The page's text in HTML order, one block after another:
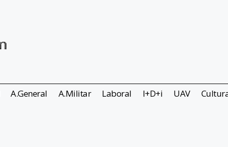
A.General A.Militar Laboral I+D+i UAV